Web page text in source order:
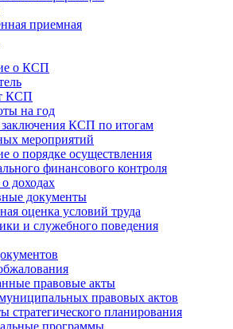
приемная
о КСП
КСП
на год
КСП по итогам
мероприятий
о порядке осуществления
финансового контроля
доходах
документы
оценка условий труда
и служебного поведения
правовые акты
правовых актов
стратегического планирования
программы